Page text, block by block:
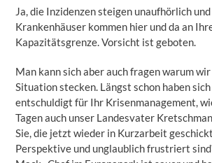
Ja, die Inzidenzen steigen unaufhörlich
Krankenhäuser kommen hier und da an
Kapazitätsgrenze. Vorsicht ist geboten.
Man kann sich aber auch fragen warum
Situation stecken. Längst schon haben
entschuldigt für Ihr Krisenmanagement,
Tagen auch unser Landesvater
Sie, die jetzt wieder in Kurzarbeit
Perspektive und unglaublich frustriert